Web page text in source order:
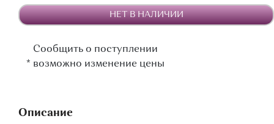
НЕТ В НАЛИЧИИ
Сообщить о поступлении
* возможно изменение цены
Описание